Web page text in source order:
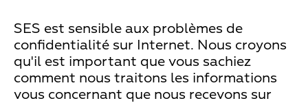
SES est sensible aux problèmes de
confidentialité sur Internet. Nous croyons
qu'il est important que vous sachiez
comment nous traitons les informations
vous concernant que nous recevons sur